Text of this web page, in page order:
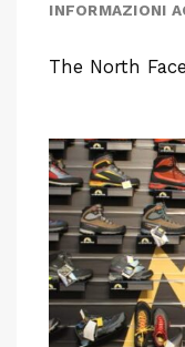
INFORMAZIONI
The North